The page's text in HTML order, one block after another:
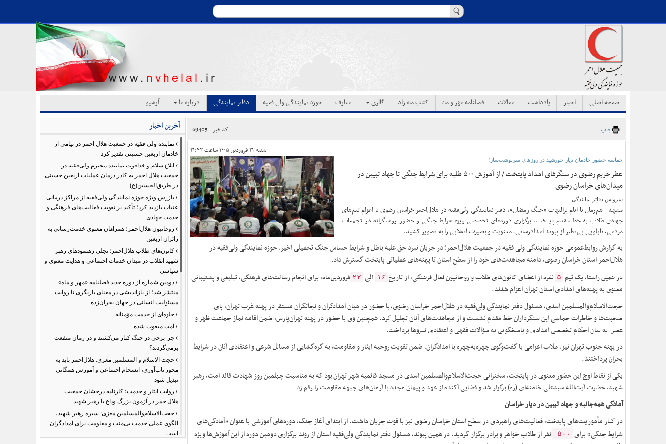
صفحه اصلی اخبار یادداشت مقالات فصلنامه مهر و ماه کتاب ماه زاد گالری معارف حوزه نمایندگی ولی فقیه دفاتر نمایندگی درباره ما آرشیو
چاپ کد خبر : 69405
حماسه حضور خادمان دیار خورشید در روزهای سرنوشت‌ساز؛
عطر حریم رضوی در سنگرهای امداد پایتخت / از آموزش ۵۰۰ طلبه برای شرایط جنگی تا جهاد تبیین در
میدان‌های خراسان رضوی
سرویس دفاتر نمایندگی
مشهد - هم‌زمان با ایام پرالتهاب «جنگ رمضان»، دفتر نمایندگی ولی‌فقیه در هلال‌احمر خراسان رضوی با اعزام تیم‌های
جهادی طلاب به خط مقدم پایتخت، برگزاری دوره‌های تخصصی ویژه شرایط جنگی و حضور روشنگرانه در تجمعات
مردمی، تابلویی بی‌نظیر از پیوند امدادرسانی، معنویت و بصیرت انقلابی را به تصویر کشید.
شنبه ۲۲ فروردین ۱۴۰۵ ساعت ۲۱:۴۳
به گزارش روابط‌عمومی حوزه نمایندگی ولی فقیه در جمعیت هلال‌احمر؛ در جریان نبرد حق علیه باطل و شرایط حساس جنگ تحمیلی اخیر، حوزه نمایندگی ولی‌فقیه در
هلال‌احمر استان خراسان رضوی، دامنه مجاهدت‌های خود را از سطح استان تا پهنه‌های عملیاتی پایتخت گسترش داد.
در همین راستا، یک تیم ۵ نفره از اعضای کانون‌های طلاب و روحانیون فعال فرهنگی، از تاریخ ۱۶ الی ۲۲ فروردین‌ماه، برای انجام رسالت‌های فرهنگی، تبلیغی و پشتیبانی
معنوی به پهنه‌های امدادی استان تهران اعزام شدند.
حجت‌الاسلام‌والمسلمین اسدی، مسئول دفتر نمایندگی ولی‌فقیه در هلال‌احمر خراسان رضوی، با حضور در میان امدادگران و نجاتگران مستقر در پهنه غرب تهران، پای
صحبت‌ها و خاطرات حماسی این سنگرداران خط مقدم نشست و از مجاهدت‌های آنان تجلیل کرد. همچنین وی با حضور در پهنه تهران‌پارس، ضمن اقامه نماز جماعت ظهر و
عصر، به بیان احکام تخصصی امدادی و پاسخگویی به سؤالات فقهی و اعتقادی نیروها پرداخت.
در پهنه جنوب تهران نیز، طلاب اعزامی با گفت‌وگوی چهره‌به‌چهره با امدادگران، ضمن تقویت روحیه ایثار و مقاومت، به گره‌گشایی از مسائل شرعی و اعتقادی آنان در شرایط
بحران پرداختند.
یکی از نقاط اوج این حضور معنوی در پایتخت، سخنرانی حجت‌الاسلام‌والمسلمین اسدی در مسجد قائمیه شهر تهران بود که به مناسبت چهلمین روز شهادت قائد امت، رهبر
شهید، حضرت آیت‌الله سیدعلی خامنه‌ای (ره) برگزار شد و فضایی آکنده از عهد و پیمان مجدد با آرمان‌های جبهه مقاومت را رقم زد.
آمادگی همه‌جانبه و جهاد تبیین در دیار خراسان
در کنار مأموریت‌های پایتخت، فعالیت‌های راهبردی در سطح استان خراسان رضوی نیز با قوت جریان داشت. از ابتدای آغاز جنگ، دوره‌های آموزشی با عنوان «آمادگی‌های
شرایط جنگی» برای ۵۰۰
نفر از طلاب خواهر و برادر برگزار گردید. در همین پیوند، مسئول دفتر نمایندگی ولی‌فقیه استان از روند برگزاری دومین دوره از این آموزش‌ها ویژه
آخرین اخبار
› نماینده ولی فقیه در جمعیت هلال احمر در پیامی از
خادمان اربعین حسینی تقدیر کرد
› ابلاغ سلام و خداقوت نماینده محترم ولی‌فقیه در
جمعیت هلال احمر به کادر درمان عملیات اربعین حسینی
در طریق‌الحسین(ع)
› بازرس ویژه حوزه نمایندگی ولی‌فقیه از مراکز درمانی
عتبات بازدید کرد؛ تأکید بر تقویت فعالیت‌های فرهنگی و
خدمت جهادی
› روحانیون هلال‌احمر؛ همراهان معنوی خدمت‌رسانی به
زائران اربعین
› کانون‌های طلاب هلال‌احمر؛ تجلی رهنمودهای رهبر
شهید انقلاب در میدان خدمات اجتماعی و هدایت معنوی و
سیاسی
› دومین شماره از دوره جدید فصلنامه «مهر و ماه»
منتشر شد؛ از بازاندیشی در معنای یاریگری تا روایت
مسئولیت انسانی در جهان بحران‌زده
› جلوه‌ای از خدمت مؤمنانه
› امت مبعوث شده
› چرا برخی در جنگ کنار می‌کشند و در زمان منفعت
برمی‌گردند؟
› حجت الاسلام و المسلمین معزی: هلال‌احمر باید به
محور تاب‌آوری، انسجام اجتماعی و آموزش همگانی
تبدیل شود
› روایت ایثار و خدمت؛ کارنامه درخشان جمعیت
هلال‌احمر در آزمون بزرگ وداع با رهبر شهید
› حجت‌الاسلام‌والمسلمین معزی: سیره رهبر شهید،
الگوی عملی خدمت بی‌منت و مقاومت برای امدادگران
است